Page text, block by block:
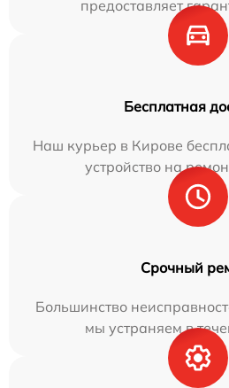
предоставляет
Бесплатная
Наш курьер в Кирове
устройство на
Срочный
Большинство
мы устраняем в